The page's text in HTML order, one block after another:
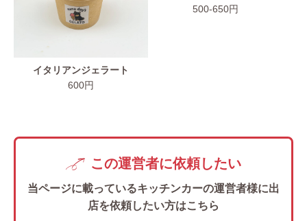
イタリアンジェラート
600円
500-650円
この運営者に依頼したい
当ページに載っているキッチンカーの運営者様に出
店を依頼したい方はこちら